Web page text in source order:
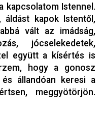
kapcsolatom Istennel.
kapok Istentől,
vált az imádság,
jócselekedetek,
együtt a kísértés is
hogy a gonosz
állandóan keresi a
meggyötörjön.